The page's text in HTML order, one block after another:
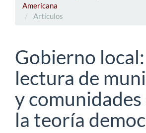
Americana
Artículos
Gobierno
lectura de
y comunidades
la teoría